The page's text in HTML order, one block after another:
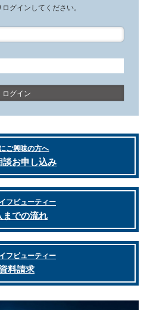
グインしてください。
ご興味の方へ
談お申し込み
フビューティー
までの流れ
フビューティー
資料請求